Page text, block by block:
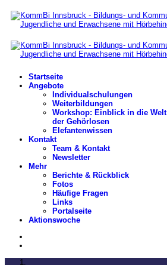
Startseite
Angebote
Individualschulungen
Weiterbildungen
Workshop: Einblick in die Welt
der Gehörlosen
Elefantenwissen
Kontakt
Team & Kontakt
Newsletter
Mehr
Berichte & Rückblick
Fotos
Häufige Fragen
Links
Portalseite
Aktionswoche